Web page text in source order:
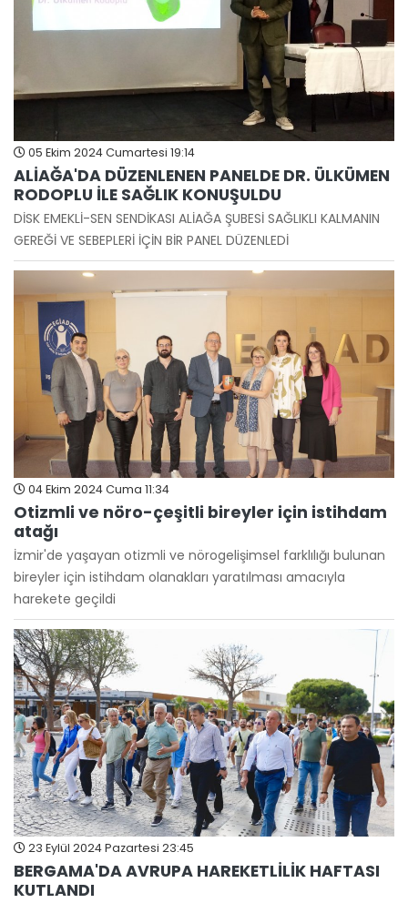
05 Ekim 2024 Cumartesi 19:14
ALİAĞA'DA DÜZENLENEN PANELDE DR. ÜLKÜMEN
RODOPLU İLE SAĞLIK KONUŞULDU
DİSK EMEKLİ-SEN SENDİKASI ALİAĞA ŞUBESİ SAĞLIKLI KALMANIN
GEREĞİ VE SEBEPLERİ İÇİN BİR PANEL DÜZENLEDİ
04 Ekim 2024 Cuma 11:34
Otizmli ve nöro-çeşitli bireyler için istihdam
atağı
İzmir'de yaşayan otizmli ve nörogelişimsel farklılığı bulunan
bireyler için istihdam olanakları yaratılması amacıyla
harekete geçildi
23 Eylül 2024 Pazartesi 23:45
BERGAMA'DA AVRUPA HAREKETLİLİK HAFTASI
KUTLANDI